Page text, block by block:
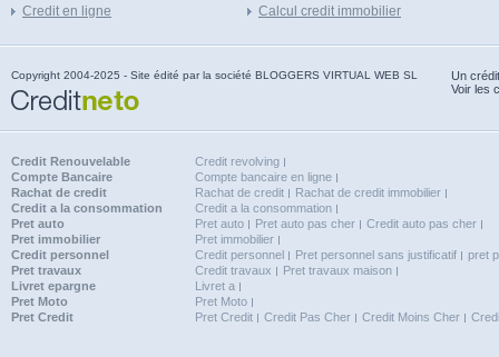
Credit en ligne
Calcul credit immobilier
Copyright 2004-2025 - Site édité par la société BLOGGERS VIRTUAL WEB SL
Un
Voir les
Credit Renouvelable
Credit revolving
Compte Bancaire
Compte bancaire en ligne
Rachat de credit
Rachat de credit
Rachat de credit immobilier
Credit a la consommation
Credit a la consommation
Pret auto
Pret auto Pret auto pas cher
Credit auto pas cher
Pret immobilier
Pret immobilier
Credit personnel
Credit personnel Pret personnel sans justificatif
pret
Pret travaux
Credit travaux
Pret travaux maison
Livret epargne
Livret a
Pret Moto
Pret Moto
Pret Credit
Pret Credit Credit Pas Cher Credit Moins Cher